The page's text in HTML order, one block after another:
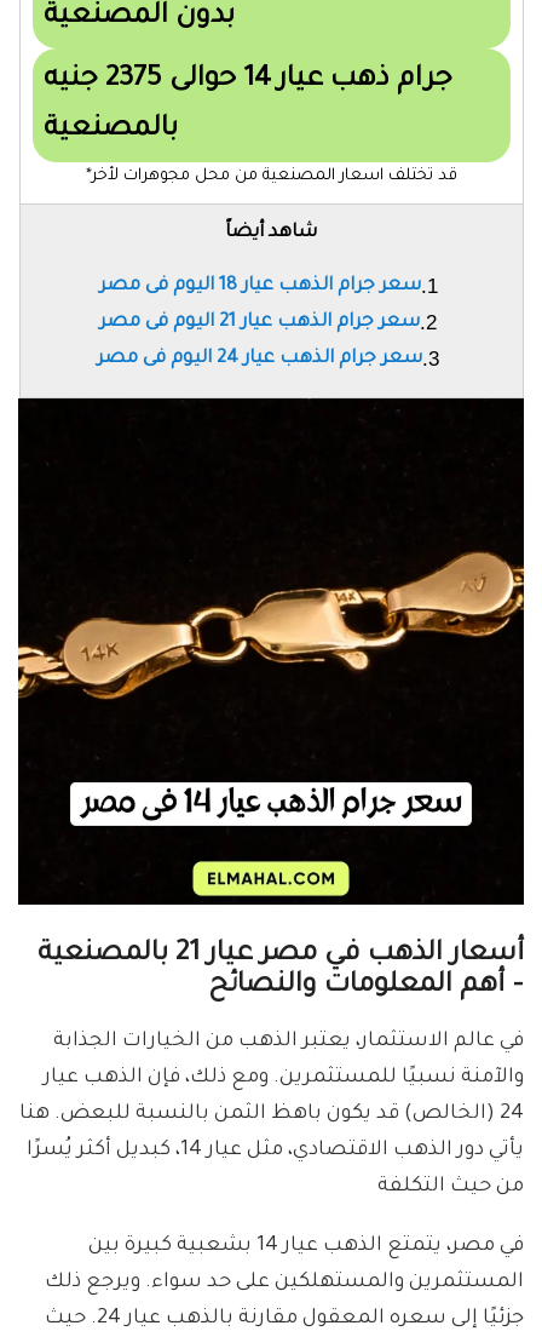
بدون المصنعية
جرام ذهب عيار 14 حوالى 2375 جنيه
بالمصنعية
قد تختلف اسعار المصنعية من محل مجوهرات لأخر*
شاهد أيضاً
سعر جرام الذهب عيار 18 اليوم فى مصر
سعر جرام الذهب عيار 21 اليوم فى مصر
سعر جرام الذهب عيار 24 اليوم فى مصر
أسعار الذهب في مصر عيار 21 بالمصنعية
– أهم المعلومات والنصائح
في عالم الاستثمار، يعتبر الذهب من الخيارات الجذابة
والآمنة نسبيًا للمستثمرين. ومع ذلك، فإن الذهب عيار
24 (الخالص) قد يكون باهظ الثمن بالنسبة للبعض. هنا
يأتي دور الذهب الاقتصادي، مثل عيار 14، كبديل أكثر يُسرًا
من حيث التكلفة
في مصر، يتمتع الذهب عيار 14 بشعبية كبيرة بين
المستثمرين والمستهلكين على حد سواء. ويرجع ذلك
جزئيًا إلى سعره المعقول مقارنة بالذهب عيار 24. حيث